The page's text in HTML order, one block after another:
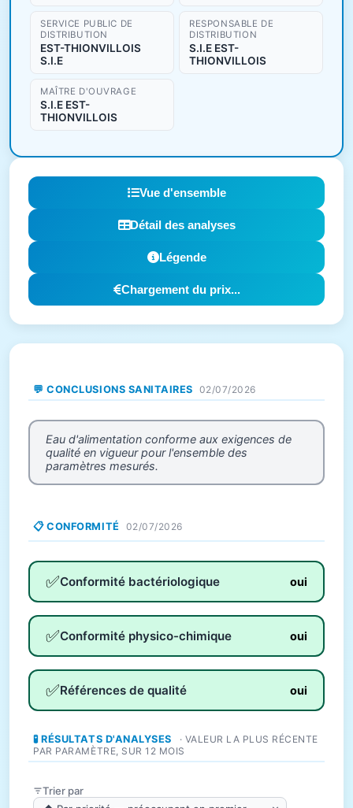
SERVICE PUBLIC DE
DISTRIBUTION
EST-THIONVILLOIS
S.I.E
RESPONSABLE DE
DISTRIBUTION
S.I.E EST-
THIONVILLOIS
MAÎTRE D'OUVRAGE
S.I.E EST-
THIONVILLOIS
Vue d'ensemble
Détail des analyses
Légende
Chargement du prix...
💬 CONCLUSIONS SANITAIRES 02/07/2026
Eau d'alimentation conforme aux exigences de
qualité en vigueur pour l'ensemble des
paramètres mesurés.
📋 CONFORMITÉ 02/07/2026
✅Conformité bactériologique oui
✅Conformité physico-chimique oui
✅Références de qualité oui
🧪 RÉSULTATS D'ANALYSES
· VALEUR LA PLUS RÉCENTE
PAR PARAMÈTRE, SUR 12 MOIS
Trier par